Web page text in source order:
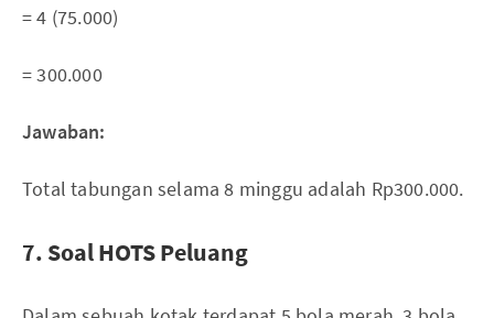
= 4 (75.000)
= 300.000
Jawaban:
Total tabungan selama 8 minggu adalah Rp300.000.
7. Soal HOTS Peluang